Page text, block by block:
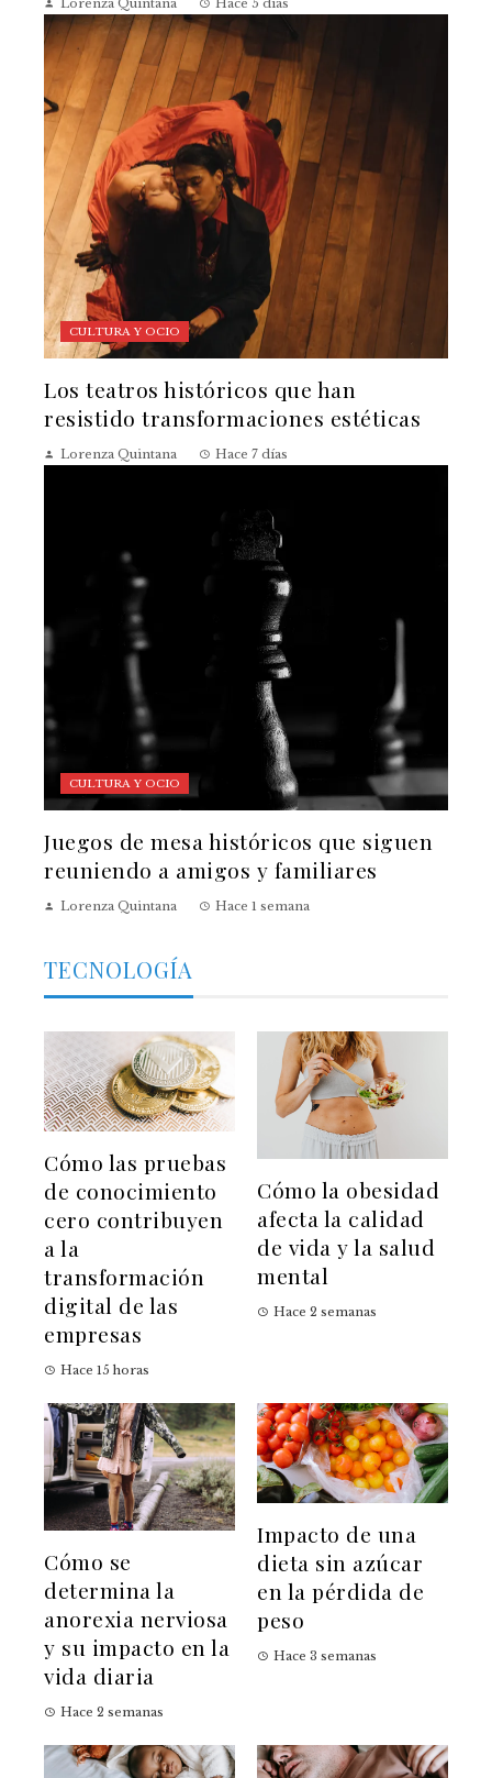
CULTURA Y OCIO
Los teatros históricos que han
resistido transformaciones estéticas
Lorenza Quintana Hace 7 días
CULTURA Y OCIO
Juegos de mesa históricos que siguen
reuniendo a amigos y familiares
Lorenza Quintana Hace 1 semana
TECNOLOGÍA
Cómo las pruebas
de conocimiento
cero contribuyen
a la
transformación
digital de las
empresas
Hace 15 horas
Cómo la obesidad
afecta la calidad
de vida y la salud
mental
Hace 2 semanas
Cómo se
determina la
anorexia nerviosa
y su impacto en la
vida diaria
Hace 2 semanas
Impacto de una
dieta sin azúcar
en la pérdida de
peso
Hace 3 semanas